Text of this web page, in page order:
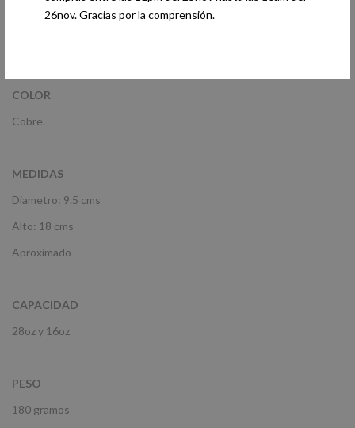
26nov. Gracias por la comprensión.
MATERIAL
COLOR
Cobre.
MEDIDAS
Diametro: 9.5 cms
Alto: 18 cms
Aproximado
CAPACIDAD
28oz y 16oz
PESO
180 gramos